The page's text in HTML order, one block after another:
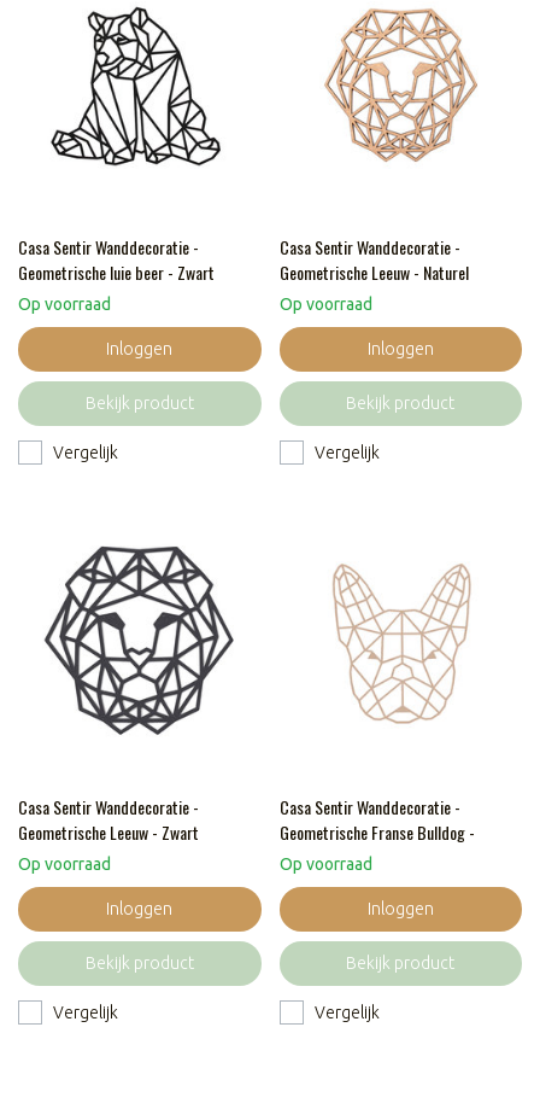
Casa Sentir Wanddecoratie -
Geometrische luie beer - Zwart
Op voorraad
Inloggen
Bekijk product
Vergelijk
Casa Sentir Wanddecoratie -
Geometrische Leeuw - Naturel
Op voorraad
Inloggen
Bekijk product
Vergelijk
Casa Sentir Wanddecoratie -
Geometrische Leeuw - Zwart
Op voorraad
Inloggen
Bekijk product
Vergelijk
Casa Sentir Wanddecoratie -
Geometrische Franse Bulldog -
Naturel
Op voorraad
Inloggen
Bekijk product
Vergelijk